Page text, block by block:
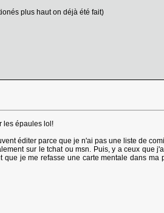
plus haut on déjà été fait)
les épaules lol!
éditer parce que je n'ai pas une liste de
sur le tchat ou msn. Puis, y a ceux que
je me refasse une carte mentale dans ma